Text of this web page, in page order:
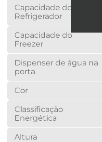
Capacidade do
Refrigerador
Capacidade do
Freezer
Dispenser de água na
porta
Cor
Classificação
Energética
Altura